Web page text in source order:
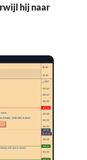
hij naar